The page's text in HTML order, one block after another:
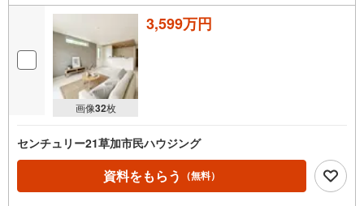
画像32枚
3,599万円
センチュリー21草加市民ハウジング
資料をもらう （無料）